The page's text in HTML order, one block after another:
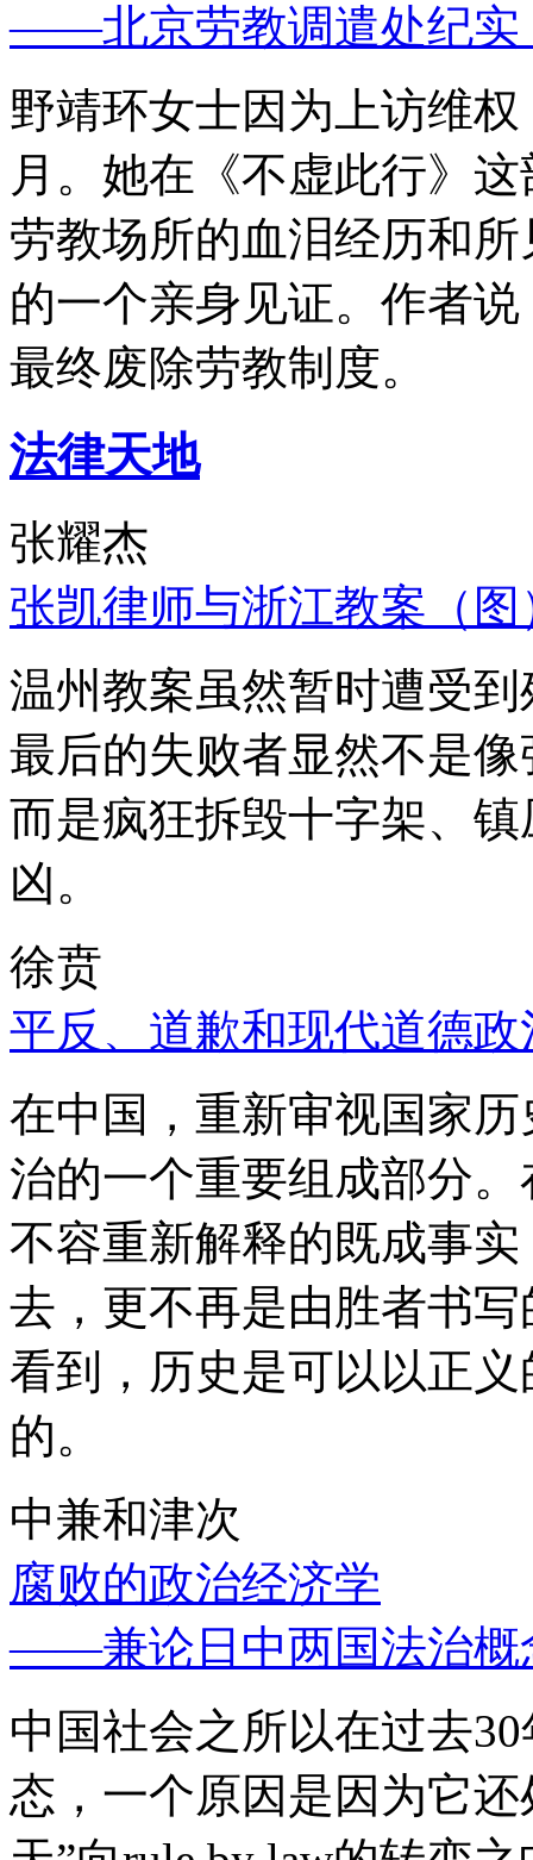
——北京劳教调遣处纪实
野靖环女士因为上访维
月。她在《不虚此行》
劳教场所的血泪经历和
的一个亲身见证。作者
最终废除劳教制度。
法律天地
张耀杰
张凯律师与浙江教案（图
温州教案虽然暂时遭受
最后的失败者显然不是
而是疯狂拆毁十字架、
凶。
徐贲
平反、道歉和现代道德政
在中国，重新审视国家
治的一个重要组成部分
不容重新解释的既成事
去，更不再是由胜者书
看到，历史是可以以正
的。
中兼和津次
腐败的政治经济学
——兼论日中两国法治概
中国社会之所以在过去
态，一个原因是因为它